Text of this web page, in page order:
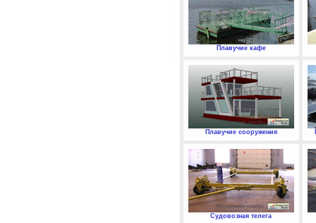
Плавучие кафе
Плавучие сооружения
Судовозная телега